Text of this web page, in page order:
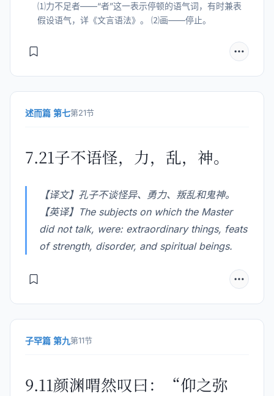
⑴力不足者——“者”这一表示停顿的语气词，有时兼表
假设语气，详《文言语法》。 ⑵画——停止。
述而篇 第七第21节
7.21子不语怪，力，乱，神。
【译文】孔子不谈怪异、勇力、叛乱和鬼神。
【英译】The subjects on which the Master
did not talk, were: extraordinary things, feats
of strength, disorder, and spiritual beings.
子罕篇 第九第11节
9.11颜渊喟然叹曰：“仰之弥